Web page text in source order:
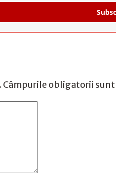
Câmpurile obligatorii sunt